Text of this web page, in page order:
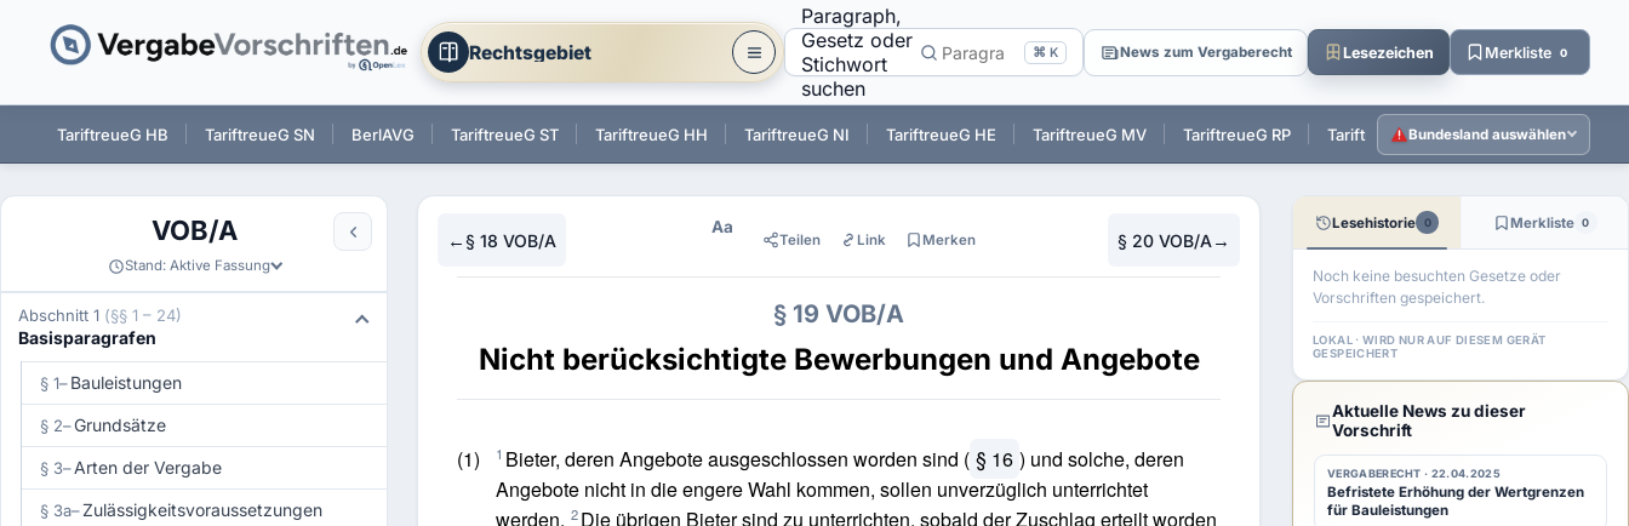
Rechtsgebiet
Paragraph,
Gesetz oder
Stichwort
suchen
⌘ K News zum Vergaberecht Lesezeichen Merkliste 0
TariftreueG HB TariftreueG SN BerlAVG TariftreueG ST TariftreueG HH TariftreueG NI TariftreueG HE TariftreueG MV TariftreueG RP TariftreueG SL TariftreueG SH
Bundesland auswählen
VOB/A
Stand: Aktive Fassung
Abschnitt 1 (§§ 1 – 24)
Basisparagrafen
§ 1–Bauleistungen
§ 2–Grundsätze
§ 3–Arten der Vergabe
§ 3a–Zulässigkeitsvoraussetzungen
←§ 18 VOB/A
Aa
Teilen Link Merken § 20 VOB/A →
§ 19 VOB/A
Nicht berücksichtigte Bewerbungen und Angebote
(1) 1 Bieter, deren Angebote ausgeschlossen worden sind ( § 16 ) und solche, deren
Angebote nicht in die engere Wahl kommen, sollen unverzüglich unterrichtet
werden. 2 Die übrigen Bieter sind zu unterrichten, sobald der Zuschlag erteilt worden
Lesehistorie 0 Merkliste 0
Noch keine besuchten Gesetze oder
Vorschriften gespeichert.
LOKAL · WIRD NUR AUF DIESEM GERÄT
GESPEICHERT
Aktuelle News zu dieser
Vorschrift
VERGABERECHT · 22.04.2025
Befristete Erhöhung der Wertgrenzen
für Bauleistungen